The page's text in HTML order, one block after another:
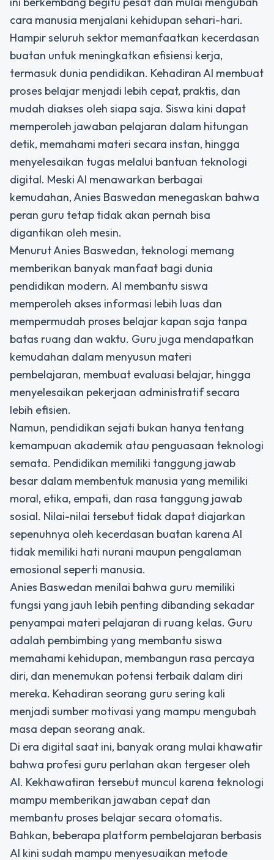
cara manusia menjalani kehidupan sehari-hari.
Hampir seluruh sektor memanfaatkan kecerdasan
buatan untuk meningkatkan efisiensi kerja,
termasuk dunia pendidikan. Kehadiran AI membuat
proses belajar menjadi lebih cepat, praktis, dan
mudah diakses oleh siapa saja. Siswa kini dapat
memperoleh jawaban pelajaran dalam hitungan
detik, memahami materi secara instan, hingga
menyelesaikan tugas melalui bantuan teknologi
digital. Meski AI menawarkan berbagai
kemudahan, Anies Baswedan menegaskan bahwa
peran guru tetap tidak akan pernah bisa
digantikan oleh mesin.
Menurut Anies Baswedan, teknologi memang
memberikan banyak manfaat bagi dunia
pendidikan modern. AI membantu siswa
memperoleh akses informasi lebih luas dan
mempermudah proses belajar kapan saja tanpa
batas ruang dan waktu. Guru juga mendapatkan
kemudahan dalam menyusun materi
pembelajaran, membuat evaluasi belajar, hingga
menyelesaikan pekerjaan administratif secara
lebih efisien.
Namun, pendidikan sejati bukan hanya tentang
kemampuan akademik atau penguasaan teknologi
semata. Pendidikan memiliki tanggung jawab
besar dalam membentuk manusia yang memiliki
moral, etika, empati, dan rasa tanggung jawab
sosial. Nilai-nilai tersebut tidak dapat diajarkan
sepenuhnya oleh kecerdasan buatan karena AI
tidak memiliki hati nurani maupun pengalaman
emosional seperti manusia.
Anies Baswedan menilai bahwa guru memiliki
fungsi yang jauh lebih penting dibanding sekadar
penyampai materi pelajaran di ruang kelas. Guru
adalah pembimbing yang membantu siswa
memahami kehidupan, membangun rasa percaya
diri, dan menemukan potensi terbaik dalam diri
mereka. Kehadiran seorang guru sering kali
menjadi sumber motivasi yang mampu mengubah
masa depan seorang anak.
Di era digital saat ini, banyak orang mulai khawatir
bahwa profesi guru perlahan akan tergeser oleh
AI. Kekhawatiran tersebut muncul karena teknologi
mampu memberikan jawaban cepat dan
membantu proses belajar secara otomatis.
Bahkan, beberapa platform pembelajaran berbasis
AI kini sudah mampu menyesuaikan metode